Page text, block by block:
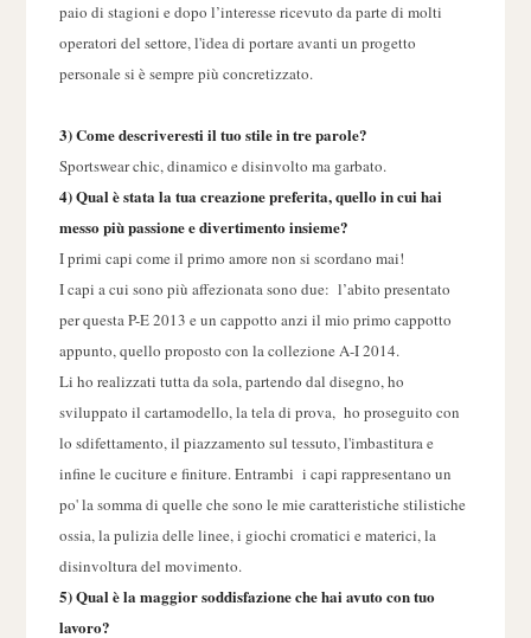
paio di stagioni e dopo l’interesse ricevuto da parte di molti
operatori del settore,l'idea di portare avanti un progetto
personale si è sempre più concretizzato.
3) Come descriveresti il tuo stile in tre parole?
Sportswear chic, dinamico e disinvolto ma garbato.
4) Qual è stata la tua creazione preferita, quello in cui hai
messo più passione e divertimento insieme?
I primi capi come il primo amore non si scordano mai!
I capi a cui sono più affezionata sono due: l’abito presentato
per questa P-E 2013 e un cappotto anzi il mio primo cappotto
appunto, quello proposto con la collezione A-I 2014.
Li ho realizzati tutta da sola, partendo dal disegno, ho
sviluppato il cartamodello, la tela di prova, ho proseguito con
lo sdifettamento, il piazzamento sul tessuto, l'imbastitura e
infine le cuciture e finiture. Entrambi i capi rappresentano un
po' la somma di quelle che sono le mie caratteristiche stilistiche
ossia, la pulizia delle linee, i giochi cromatici e materici, la
disinvoltura del movimento.
5) Qual è la maggior soddisfazione che hai avuto con tuo
lavoro?